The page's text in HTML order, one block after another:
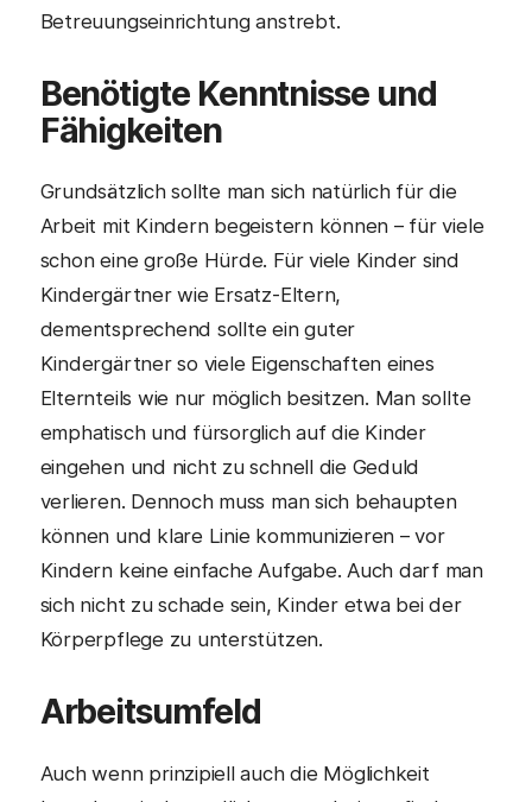
Betreuungseinrichtung anstrebt.
Benötigte Kenntnisse und
Fähigkeiten
Grundsätzlich sollte man sich natürlich für die
Arbeit mit Kindern begeistern können – für viele
schon eine große Hürde. Für viele Kinder sind
Kindergärtner wie Ersatz-Eltern,
dementsprechend sollte ein guter
Kindergärtner so viele Eigenschaften eines
Elternteils wie nur möglich besitzen. Man sollte
emphatisch und fürsorglich auf die Kinder
eingehen und nicht zu schnell die Geduld
verlieren. Dennoch muss man sich behaupten
können und klare Linie kommunizieren – vor
Kindern keine einfache Aufgabe. Auch darf man
sich nicht zu schade sein, Kinder etwa bei der
Körperpflege zu unterstützen.
Arbeitsumfeld
Auch wenn prinzipiell auch die Möglichkeit